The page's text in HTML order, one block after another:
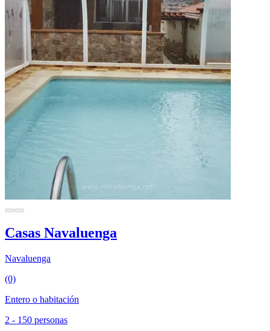
Casas Navaluenga
Navaluenga
(0)
Entero o habitación
2 - 150 personas